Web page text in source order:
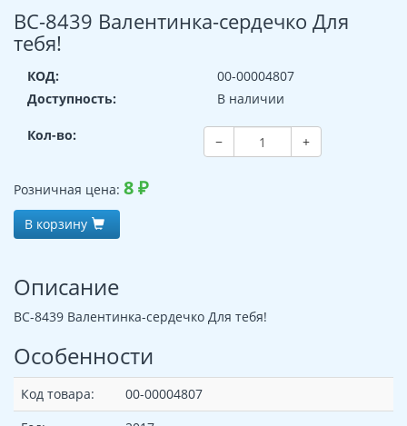
ВС-8439 Валентинка-сердечко Для
тебя!
КОД:
00-00004807
Доступность:
В наличии
Кол-во: − +
Розничная цена: 8₽
В корзину
Описание
ВС-8439 Валентинка-сердечко Для тебя!
Особенности
Код товара:
00-00004807